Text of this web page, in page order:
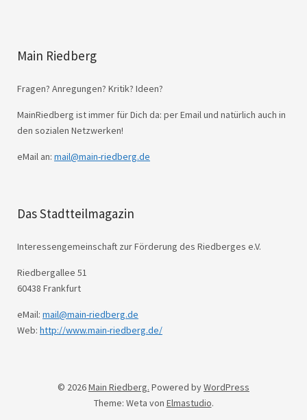
Main Riedberg
Fragen? Anregungen? Kritik? Ideen?
MainRiedberg ist immer für Dich da: per Email und natürlich auch in
den sozialen Netzwerken!
eMail an: mail@main-riedberg.de
Das Stadtteilmagazin
Interessengemeinschaft zur Förderung des Riedberges e.V.
Riedbergallee 51
60438 Frankfurt
eMail: mail@main-riedberg.de
Web: http://www.main-riedberg.de/
© 2026Main Riedberg. Powered byWordPress
Theme: Weta von Elmastudio.